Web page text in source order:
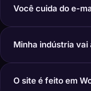
Você cuida do e-
Minha indústria
O site é feito em